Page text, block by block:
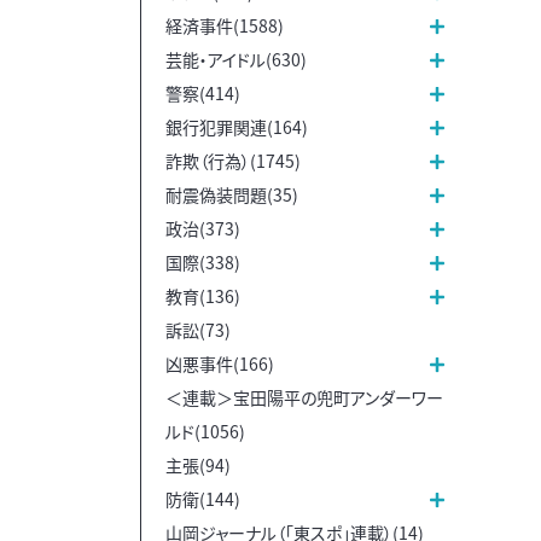
経済事件(1588)
芸能・アイドル(630)
警察(414)
銀行犯罪関連(164)
詐欺（行為）(1745)
耐震偽装問題(35)
政治(373)
国際(338)
教育(136)
訴訟(73)
凶悪事件(166)
＜連載＞宝田陽平の兜町アンダーワー
ルド(1056)
主張(94)
防衛(144)
山岡ジャーナル（「東スポ」連載）(14)